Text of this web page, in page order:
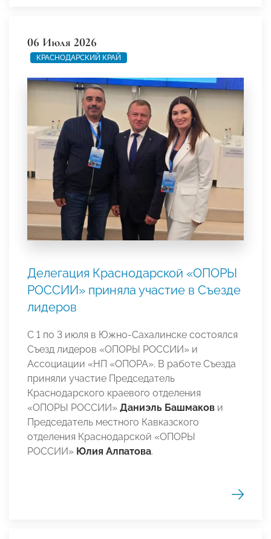
06 Июля 2026
КРАСНОДАРСКИЙ КРАЙ
Делегация Краснодарской «ОПОРЫ
РОССИИ» приняла участие в Съезде
лидеров
С 1 по 3 июля в Южно-Сахалинске состоялся
Съезд лидеров «ОПОРЫ РОССИИ» и
Ассоциации «НП «ОПОРА». В работе Съезда
приняли участие Председатель
Краснодарского краевого отделения
«ОПОРЫ РОССИИ» Даниэль Башмаков и
Председатель местного Кавказского
отделения Краснодарской «ОПОРЫ
РОССИИ» Юлия Алпатова.